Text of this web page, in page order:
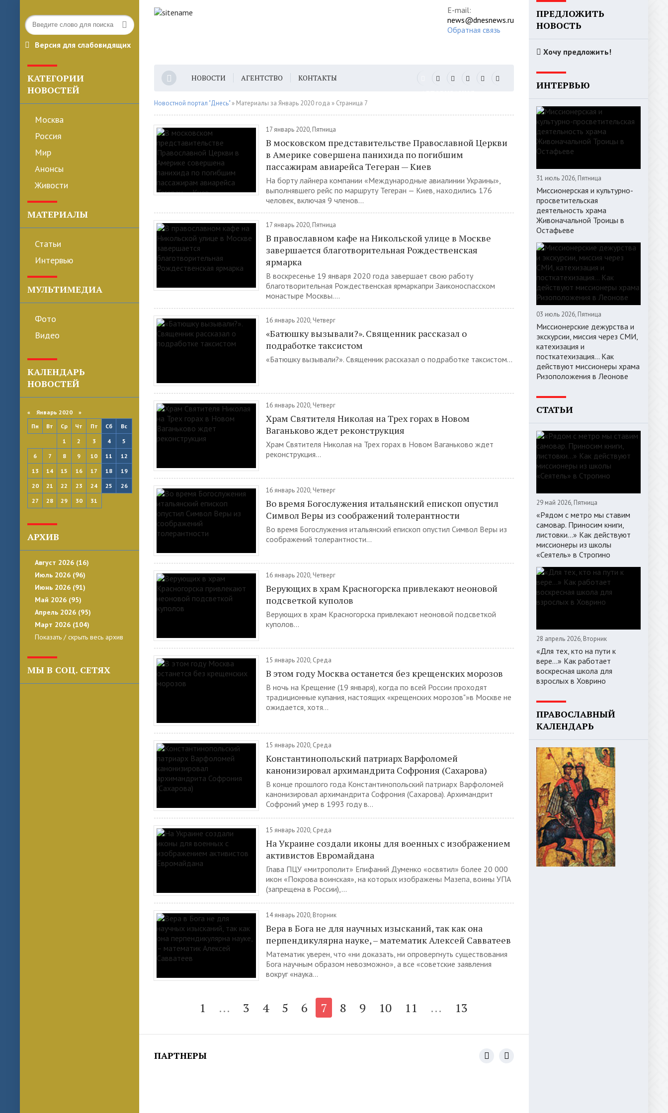
Версия для слабовидящих
E-mail:
news@dnesnews.ru
Обратная связь
КАТЕГОРИИ
НОВОСТЕЙ
Москва
Россия
Мир
Анонсы
Живости
МАТЕРИАЛЫ
Статьи
Интервью
МУЛЬТИМЕДИА
Фото
Видео
КАЛЕНДАРЬ
НОВОСТЕЙ
« Январь 2020 »
Пн
Вт Ср Чт Пт Сб
Вс
1
2 3 4
5
6
7 8 9 10 11
12
13
14 15 16 17 18
19
20
21 22 23 24 25
26
27
28 29 30 31
АРХИВ
Август 2026 (16)
Июль 2026 (96)
Июнь 2026 (91)
Май 2026 (95)
Апрель 2026 (95)
Март 2026 (104)
Показать / скрыть весь архив
МЫ В СОЦ. СЕТЯХ
НОВОСТИ АГЕНТСТВО
КОНТАКТЫ
Новостной портал "Днесь"» Материалы за Январь 2020 года » Страница 7
17 январь 2020, Пятница
В московском представительстве Православной Церкви
в Америке совершена панихида по погибшим
пассажирам авиарейса Тегеран — Киев
На борту лайнера компании «Международные авиалинии Украины»,
выполнявшего рейс по маршруту Тегеран — Киев, находились 176
человек, включая 9 членов...
17 январь 2020, Пятница
В православном кафе на Никольской улице в Москве
завершается благотворительная Рождественская
ярмарка
В воскресенье 19 января 2020 года завершает свою работу
благотворительная Рождественская ярмаркапри Заиконоспасском
монастыре Москвы....
16 январь 2020, Четверг
«Батюшку вызывали?». Священник рассказал о
подработке таксистом
«Батюшку вызывали?». Священник рассказал о подработке таксистом...
16 январь 2020, Четверг
Храм Святителя Николая на Трех горах в Новом
Ваганьково ждет реконструкция
Храм Святителя Николая на Трех горах в Новом Ваганьково ждет
реконструкция...
16 январь 2020, Четверг
Во время Богослужения итальянский епископ опустил
Символ Веры из соображений толерантности
Во время Богослужения итальянский епископ опустил Символ Веры из
соображений толерантности...
16 январь 2020, Четверг
Верующих в храм Красногорска привлекают неоновой
подсветкой куполов
Верующих в храм Красногорска привлекают неоновой подсветкой
куполов...
15 январь 2020, Среда
В этом году Москва останется без крещенских морозов
В ночь на Крещение (19 января), когда по всей России проходят
традиционные купания, настоящих «крещенских морозов"»в Москве не
ожидается, хотя...
15 январь 2020, Среда
Константинопольский патриарх Варфоломей
канонизировал архимандрита Софрония (Сахарова)
В конце прошлого года Константинопольский патриарх Варфоломей
канонизировал архимандрита Софрония (Сахарова). Архимандрит
Софроний умер в 1993 году в...
15 январь 2020, Среда
На Украине создали иконы для военных с изображением
активистов Евромайдана
Глава ПЦУ «митрополит» Епифаний Думенко «освятил» более 20 000
икон «Покрова воинская», на которых изображены Мазепа, воины УПА
(запрещена в России),...
14 январь 2020, Вторник
Вера в Бога не для научных изысканий, так как она
перпендикулярна науке, – математик Алексей Савватеев
Математик уверен, что «ни доказать, ни опровергнуть существования
Бога научным образом невозможно», а все «советские заявления
вокруг «наука...
1 ... 3 4 5 6 7 8 9 10 11 ... 13
ПАРТНЕРЫ
ПРЕДЛОЖИТЬ
НОВОСТЬ
Хочу предложить!
ИНТЕРВЬЮ
31 июль 2026, Пятница
Миссионерская и культурно-
просветительская
деятельность храма
Живоначальной Троицы в
Остафьеве
03 июль 2026, Пятница
Миссионерские дежурства и
экскурсии, миссия через СМИ,
катехизация и
посткатехизация… Как
действуют миссионеры храма
Ризоположения в Леонове
СТАТЬИ
29 май 2026, Пятница
«Рядом с метро мы ставим
самовар. Приносим книги,
листовки…» Как действуют
миссионеры из школы
«Сеятель» в Строгино
28 апрель 2026, Вторник
«Для тех, кто на пути к
вере...» Как работает
воскресная школа для
взрослых в Ховрино
ПРАВОСЛАВНЫЙ
КАЛЕНДАРЬ